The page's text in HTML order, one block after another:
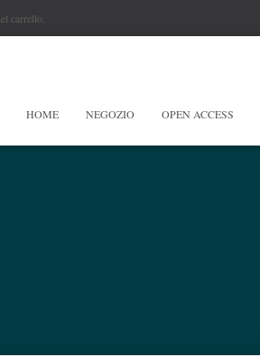
carrello.
HOME NEGOZIO OPEN ACCESS